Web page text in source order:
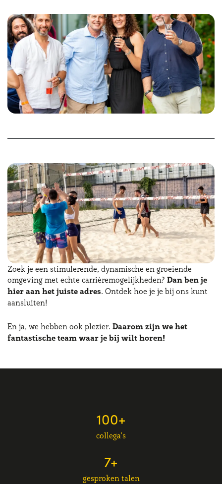
Zoek je een stimulerende, dynamische en groeiende
omgeving met echte carrièremogelijkheden? Dan ben je
hier aan het juiste adres. Ontdek hoe je je bij ons kunt
aansluiten!
En ja, we hebben ook plezier. Daarom zijn we het
fantastische team waar je bij wilt horen!
100+
collega’s
7+
gesproken talen